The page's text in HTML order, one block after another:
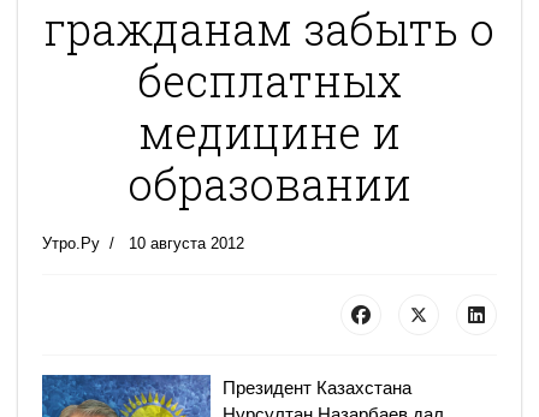
гражданам забыть о
бесплатных
медицине и
образовании
Утро.Ру 10 августа 2012
Президент Казахстана